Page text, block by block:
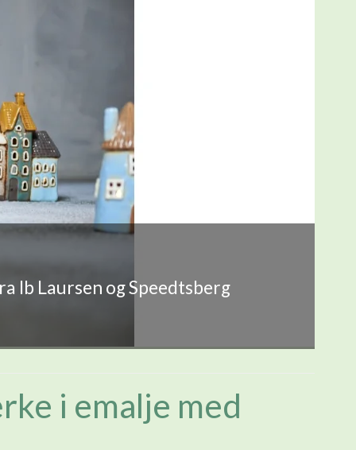
Ib Laursen og Speedtsberg
i emalje med